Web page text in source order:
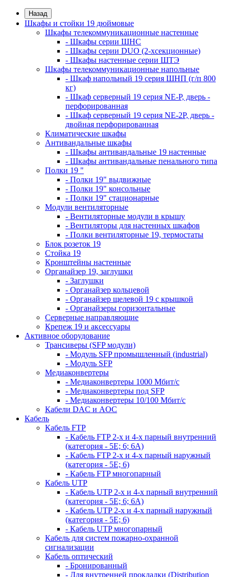
Назад
Шкафы и стойки 19 дюймовые
Шкафы телекоммуникационные настенные
- Шкафы серии ШНС
- Шкафы серии DUO (2-хсекционные)
- Шкафы настенные серии ШТЭ
Шкафы телекоммуникационные напольные
- Шкаф напольный 19 серия ШНП (г/п 800
кг)
- Шкаф серверный 19 серия NE-P, дверь -
перфорированная
- Шкаф серверный 19 серия NE-2P, дверь -
двойная перфорированная
Климатические шкафы
Антивандальные шкафы
- Шкафы антивандальные 19 настенные
- Шкафы антивандальные пенального типа
Полки 19 "
- Полки 19" выдвижные
- Полки 19" консольные
- Полки 19" стационарные
Модули вентиляторные
- Вентиляторные модули в крышу
- Вентиляторы для настенных шкафов
- Полки вентиляторные 19, термостаты
Блок розеток 19
Стойка 19
Кронштейны настенные
Органайзер 19, заглушки
- Заглушки
- Органайзер кольцевой
- Органайзер щелевой 19 с крышкой
- Органайзеры горизонтальные
Серверные направляющие
Крепеж 19 и аксессуары
Активное оборудование
Трансиверы (SFP модули)
- Модуль SFP промышленный (industrial)
- Модуль SFP
Медиаконвертеры
- Медиаконвертеры 1000 Мбит/с
- Медиаконвертеры под SFP
- Медиаконвертеры 10/100 Мбит/с
Кабели DAC и AOC
Кабель
Кабель FTP
- Кабель FTP 2-х и 4-х парный внутренний
(категория - 5Е; 6; 6А)
- Кабель FTP 2-х и 4-х парный наружный
(категория - 5Е; 6)
- Кабель FTP многопарный
Кабель UTP
- Кабель UTP 2-х и 4-х парный внутренний
(категория - 5Е; 6; 6А)
- Кабель UTP 2-х и 4-х парный наружный
(категория - 5Е; 6)
- Кабель UTP многопарный
Кабель для систем пожарно-охранной
сигнализации
Кабель оптический
- Бронированный
- Для внутренней прокладки (Distribution